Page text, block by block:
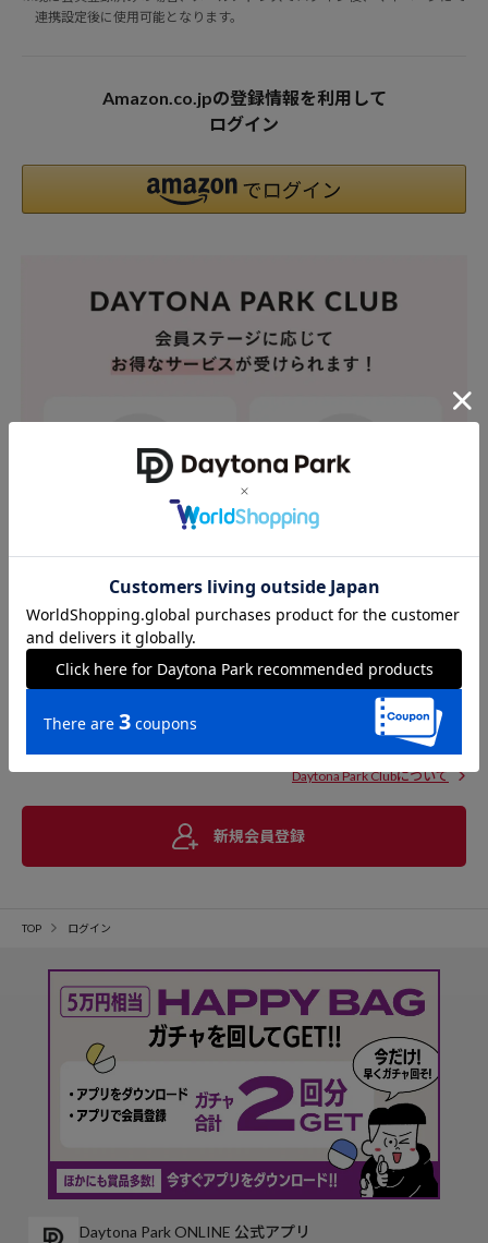
連携設定後に使用可能となります。
Amazon.co.jpの登録情報を利用して
ログイン
Daytona Park Clubについて
新規会員登録
TOP ログイン
Daytona Park ONLINE 公式アプリ